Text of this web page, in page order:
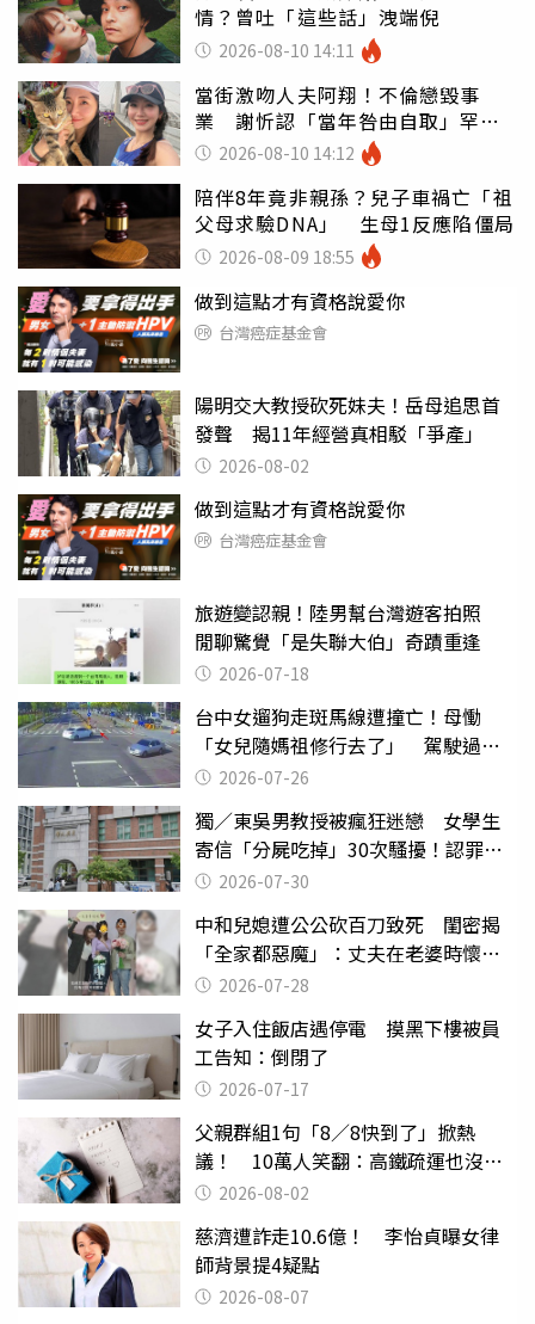
情？曾吐「這些話」洩端倪
2026-08-10 14:11
當街激吻人夫阿翔！不倫戀毀事
業 謝忻認「當年咎由自取」罕吐
心聲2026-08-10 14:12
陪伴8年竟非親孫？兒子車禍亡「祖
父母求驗DNA」 生母1反應陷僵局
2026-08-09 18:55
做到這點才有資格說愛你
台灣癌症基金會
陽明交大教授砍死妹夫！岳母追思首
發聲 揭11年經營真相駁「爭產」
2026-08-02
做到這點才有資格說愛你
台灣癌症基金會
旅遊變認親！陸男幫台灣遊客拍照
閒聊驚覺「是失聯大伯」奇蹟重逢
2026-07-18
台中女遛狗走斑馬線遭撞亡！母慟
「女兒隨媽祖修行去了」 駕駛過失
致死判9月
2026-07-26
獨／東吳男教授被瘋狂迷戀 女學生
寄信「分屍吃掉」30次騷擾！認罪免
關 2026-07-30
中和兒媳遭公公砍百刀致死 閨密揭
「全家都惡魔」：丈夫在老婆時懷孕
摔東西
2026-07-28
女子入住飯店遇停電 摸黑下樓被員
工告知：倒閉了
2026-07-17
父親群組1句「8／8快到了」掀熱
議！ 10萬人笑翻：高鐵疏運也沒列
父親節
2026-08-02
慈濟遭詐走10.6億！ 李怡貞曝女律
師背景提4疑點
2026-08-07